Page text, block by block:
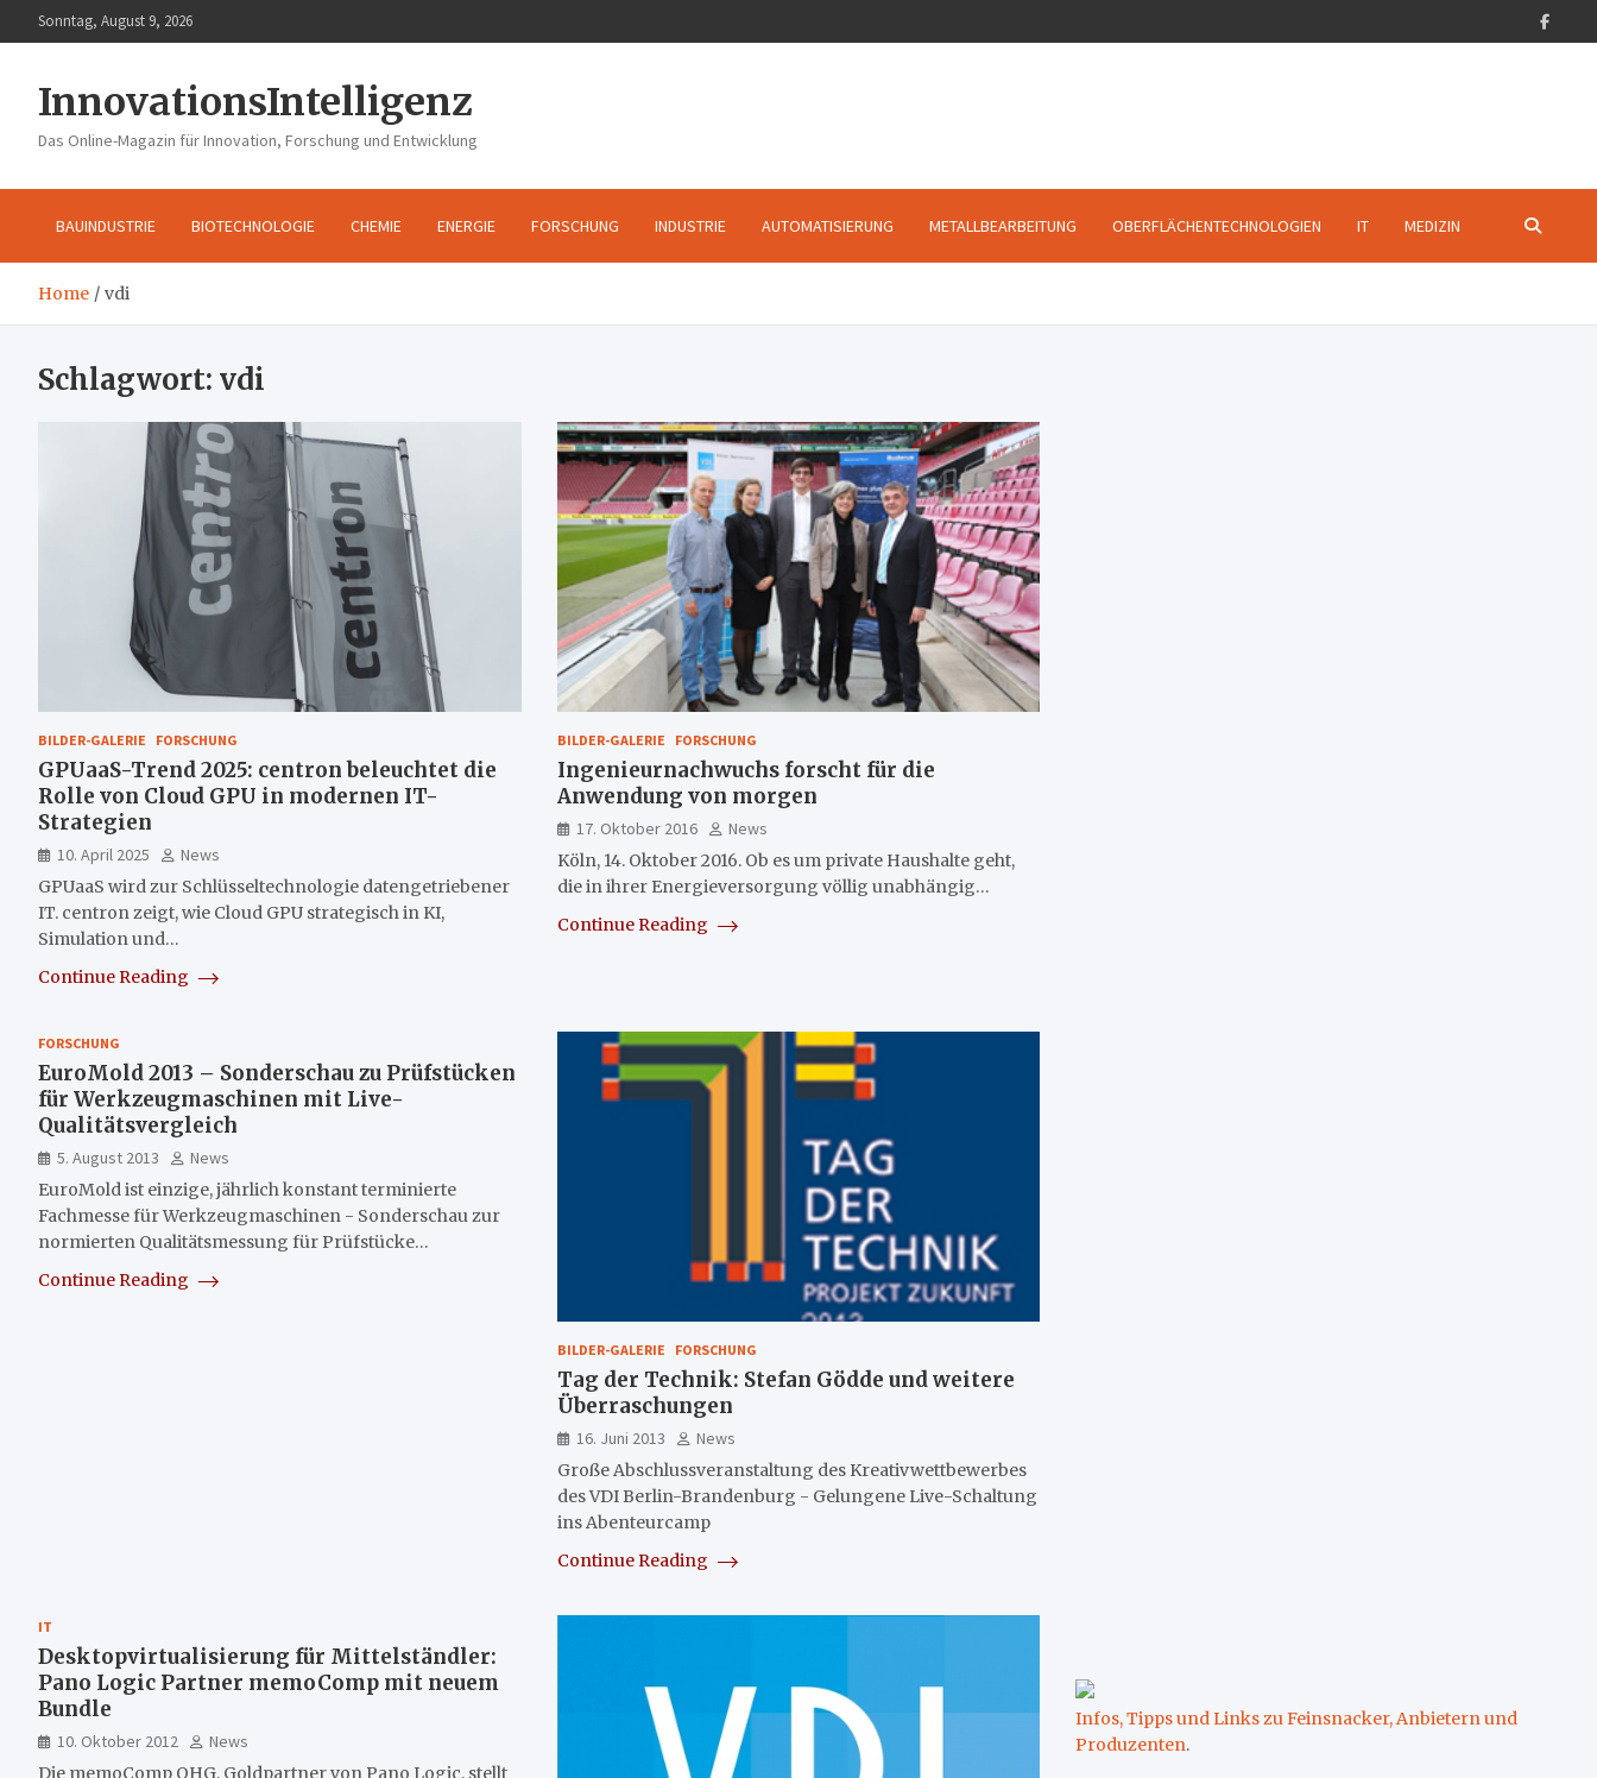
to
Sonntag, August 9, 2026
InnovationsIntelligenz
Das Online-Magazin für Innovation, Forschung und Entwicklung
BAUINDUSTRIE BIOTECHNOLOGIE CHEMIE ENERGIE FORSCHUNG INDUSTRIE AUTOMATISIERUNG METALLBEARBEITUNG OBERFLÄCHENTECHNOLOGIEN IT MEDIZIN
Home vdi
Schlagwort: vdi
BILDER-GALERIE FORSCHUNG
GPUaaS-Trend 2025: centron beleuchtet die
Rolle von Cloud GPU in modernen IT-
Strategien
10. April 2025
News
GPUaaS wird zur Schlüsseltechnologie datengetriebener
IT. centron zeigt, wie Cloud GPU strategisch in KI,
Simulation und…
Continue Reading
BILDER-GALERIE FORSCHUNG
Ingenieurnachwuchs forscht für die
Anwendung von morgen
17. Oktober 2016
News
Köln, 14. Oktober 2016. Ob es um private Haushalte geht,
die in ihrer Energieversorgung völlig unabhängig…
Continue Reading
FORSCHUNG
EuroMold 2013 – Sonderschau zu Prüfstücken
für Werkzeugmaschinen mit Live-
Qualitätsvergleich
5. August 2013
News
EuroMold ist einzige, jährlich konstant terminierte
Fachmesse für Werkzeugmaschinen - Sonderschau zur
normierten Qualitätsmessung für Prüfstücke…
Continue Reading
BILDER-GALERIE FORSCHUNG
Tag der Technik: Stefan Gödde und weitere
Überraschungen
16. Juni 2013
News
Große Abschlussveranstaltung des Kreativwettbewerbes
des VDI Berlin-Brandenburg - Gelungene Live-Schaltung
ins Abenteurcamp
Continue Reading
IT
Desktopvirtualisierung für Mittelständler:
Pano Logic Partner memoComp mit neuem
Bundle
10. Oktober 2012
News
Die memoComp OHG, Goldpartner von Pano Logic, stellt
Infos, Tipps und Links zu Feinsnacker, Anbietern und
Produzenten.